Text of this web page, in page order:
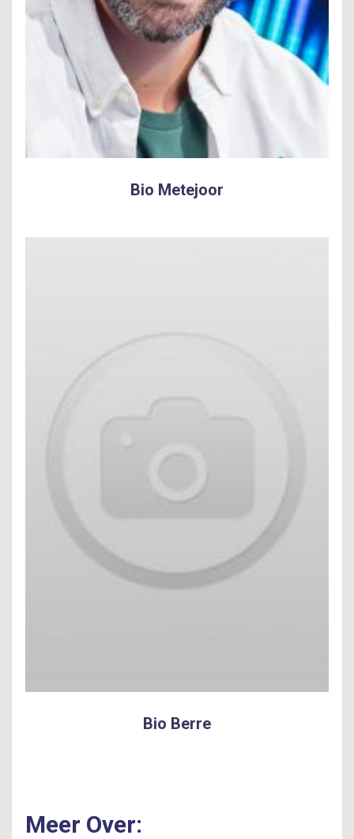
Bio Metejoor
Bio Berre
Meer Over: